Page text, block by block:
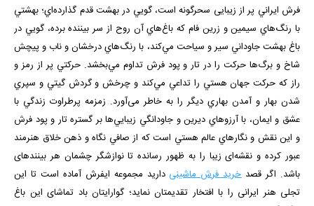
فرش ايراني پر از زيبایی سحرگونه است، گويي در بهشت قدم گذارده‌اي؛ بهشتي
با رنگ‌هاي سيمين و زرين فام كه باغ‌هاي آن روح از سر بيننده برده، ‌گويي در
باغ بهشت جاوداني سير و سياحت مي‌كند، با رنگ‌هاي درخشان و ناب و پیچش
شاخ و برگ‌ها حركت را در تار و پود فرش تداوم مي‌بخشد. حركتي پر از رمز و
راز كه حركت جهان هستي را تداعي مي‌كند و چرخش و گردش گيتي و سپري
شدن بهار و آمدن بهاري ديگر را به خاطر می‌آورد. زمزمه پرطراوت زندگي با
عشق و ايمان، با آرزوهاي ديرين و جاودانگي زيبايي‌ها بر گستره تار و پود فرش
و اين نقش و نگارهاي عالم هستي است كه از صافي نگاه و ذهن خلاق هنرمند
عبور كرده و نقشه‌ای زیبا را به ظهور رسانده تا نوازشگر چشمان هر بیننده­ای
باشد. اگر قصدخرید فرش ماشینی دارید مجموعه ایفرش آماده است تا این
تجلی هنر ایرانی را با افتخار تقدیمتان نماید؛ گوارایتان باد تماشای این باغ